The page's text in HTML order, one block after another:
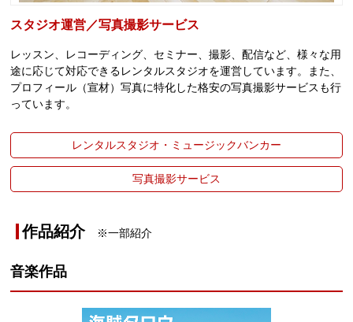
スタジオ運営／写真撮影サービス
レッスン、レコーディング、セミナー、撮影、配信など、様々な用
途に応じて対応できるレンタルスタジオを運営しています。また、
プロフィール（宣材）写真に特化した格安の写真撮影サービスも行
っています。
レンタルスタジオ・ミュージックバンカー
写真撮影サービス
作品紹介 ※一部紹介
音楽作品